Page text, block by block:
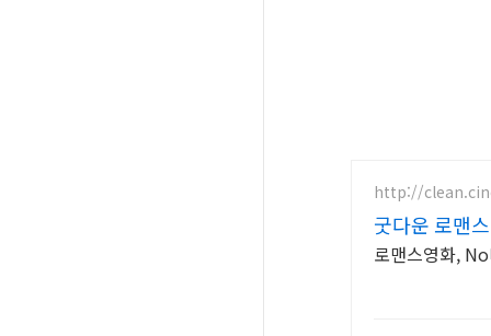
http://
굿다운 로맨
로맨스영화,